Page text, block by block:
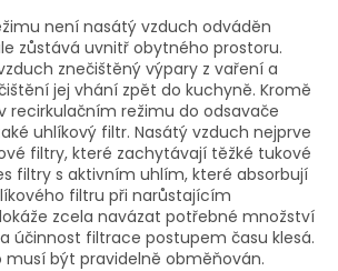
není nasátý vzduch odváděn
zůstává uvnitř obytného prostoru.
znečištěný výpary z vaření a
jej vhání zpět do kuchyně. Kromě
recirkulačním režimu do odsavače
uhlíkový filtr. Nasátý vzduch nejprve
filtry, které zachytávají těžké tukové
filtry s aktivním uhlím, které absorbují
filtru při narůstajícím
zcela navázat potřebné množství
účinnost filtrace postupem času klesá.
musí být pravidelně obměňován.